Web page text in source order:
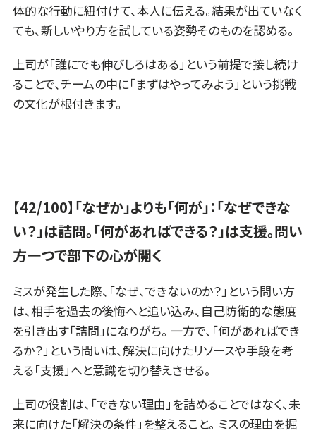
体的な行動に紐付けて、本人に伝える。結果が出ていなく
ても、新しいやり方を試している姿勢そのものを認める。
上司が「誰にでも伸びしろはある」という前提で接し続け
ることで、チームの中に「まずはやってみよう」という挑戦
の文化が根付きます。
【42/100】「なぜか」よりも「何が」：「なぜできな
い？」は詰問。「何があればできる？」は支援。問い
方一つで部下の心が開く
ミスが発生した際、「なぜ、できないのか？」という問い方
は、相手を過去の後悔へと追い込み、自己防衛的な態度
を引き出す「詰問」になりがち。 一方で、「何があればでき
るか？」という問いは、解決に向けたリソースや手段を考
える「支援」へと意識を切り替えさせる。
上司の役割は、「できない理由」を詰めることではなく、未
来に向けた「解決の条件」を整えること。 ミスの理由を掘